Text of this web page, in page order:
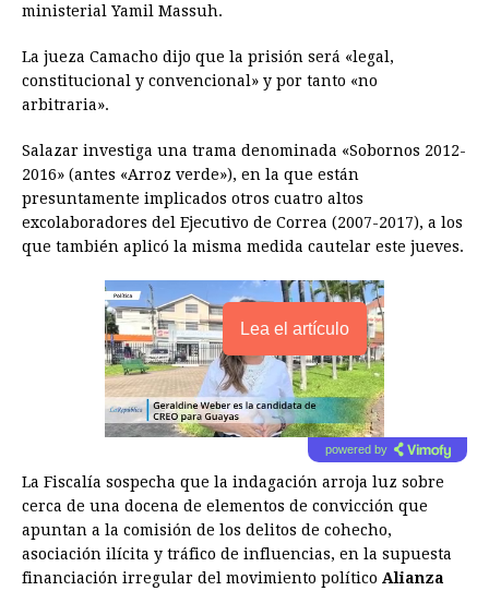
ministerial Yamil Massuh.
La jueza Camacho dijo que la prisión será «legal,
constitucional y convencional» y por tanto «no
arbitraria».
Salazar investiga una trama denominada «Sobornos 2012-
2016» (antes «Arroz verde»), en la que están
presuntamente implicados otros cuatro altos
excolaboradores del Ejecutivo de Correa (2007-2017), a los
que también aplicó la misma medida cautelar este jueves.
Lea el artículo
powered by
La Fiscalía sospecha que la indagación arroja luz sobre
cerca de una docena de elementos de convicción que
apuntan a la comisión de los delitos de cohecho,
asociación ilícita y tráfico de influencias, en la supuesta
financiación irregular del movimiento político Alianza